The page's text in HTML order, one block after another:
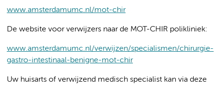
www.amsterdamumc.nl/mot-chir
De website voor verwijzers naar de MOT-CHIR polikliniek:
www.amsterdamumc.nl/verwijzen/specialismen/chirurgie-
gastro-intestinaal-benigne-mot-chir
Uw huisarts of verwijzend medisch specialist kan via deze